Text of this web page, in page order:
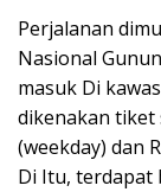
Perjalanan
Nasional
masuk Di
dikenakan tiket
(weekday) dan
Di Itu, terdapat